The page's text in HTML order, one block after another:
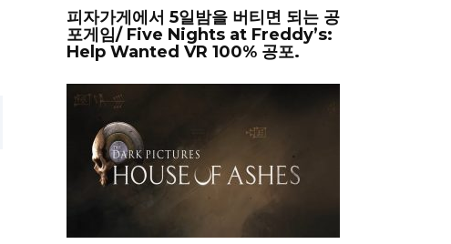
피자가게에서 5일밤을 버티면 되는 공
포게임/ Five Nights at Freddy’s:
Help Wanted VR 100% 공포.